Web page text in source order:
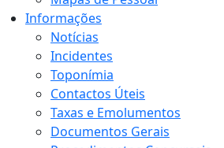
Informações
Notícias
Incidentes
Toponímia
Contactos Úteis
Taxas e Emolumentos
Documentos Gerais